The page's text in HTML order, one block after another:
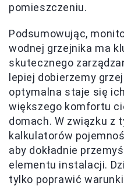
pomieszczeniu.
Podsumowując,
wodnej grzejnika ma
skutecznego
lepiej dobierzemy
optymalna staje się
większego komfortu
domach. W związku z
kalkulatorów
aby dokładnie
elementu instalacji.
tylko poprawić